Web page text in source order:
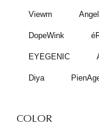
Viewm
DopeWink
EYEGENIC
Diya
COLOR